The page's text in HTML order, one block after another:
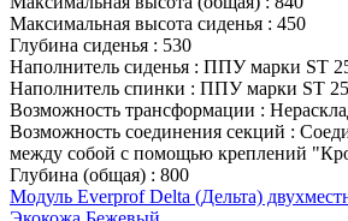
Максимальная высота сиденья : 450
Глубина сиденья : 530
Наполнитель сиденья : ППУ марки ST
Наполнитель спинки : ППУ марки ST
Возможность трансформации :
Возможность соединения секций :
между собой с помощью креплений
Глубина (общая) : 800
Модуль Everprof Delta (Дельта)